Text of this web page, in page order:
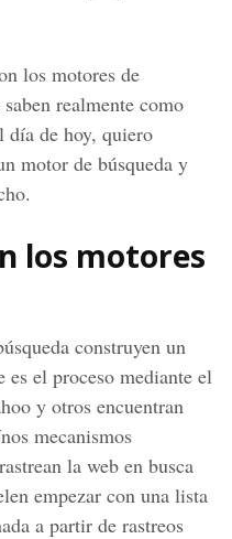
los motores de
realmente como
día de hoy, quiero
motor de búsqueda y
los motores
construyen un
es el proceso mediante el
y otros encuentran
mecanismos
la web en busca
empezar con una lista
a partir de rastreos